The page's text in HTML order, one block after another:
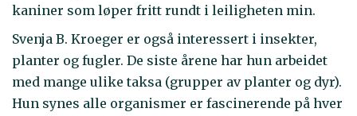
kaniner som løper fritt rundt i leiligheten min.
Svenja B. Kroeger er også interessert i insekter,
planter og fugler. De siste årene har hun arbeidet
med mange ulike taksa (grupper av planter og dyr).
Hun synes alle organismer er fascinerende på hver